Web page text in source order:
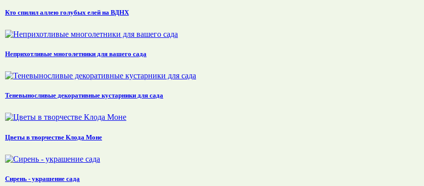
Кто спилил аллею голубых елей на ВДНХ
Неприхотливые многолетники для вашего сада
Теневыносливые декоративные кустарники для сада
Цветы в творчестве Клода Моне
Сирень - украшение сада